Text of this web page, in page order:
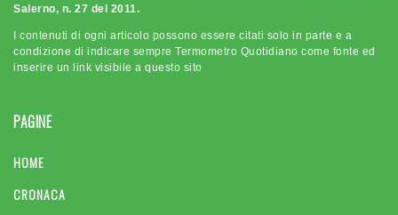
Salerno, n. 27 del 2011.
I contenuti di ogni articolo possono essere citati solo in parte e a
condizione di indicare sempre Termometro Quotidiano come fonte ed
inserire un link visibile a questo sito
PAGINE
HOME
CRONACA